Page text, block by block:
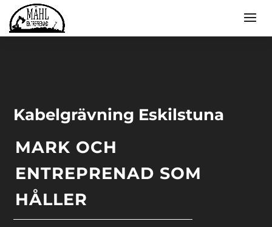
Kabelgrävning Eskilstuna
MARK OCH
ENTREPRENAD SOM
HÅLLER